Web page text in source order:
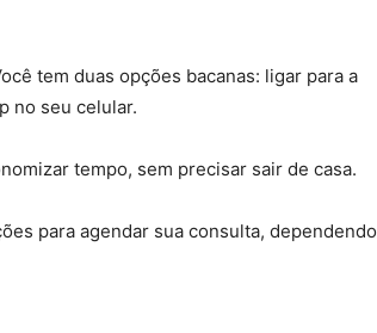
tem duas opções bacanas: ligar para a
no seu celular.
tempo, sem precisar sair de casa.
para agendar sua consulta, dependendo